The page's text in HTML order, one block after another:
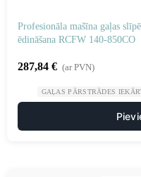
Profesionāla mašīna gaļas
ēdināšana RCFW 140-850CO
287,84 € (ar PVN)
GAĻAS PĀRSTRĀDES